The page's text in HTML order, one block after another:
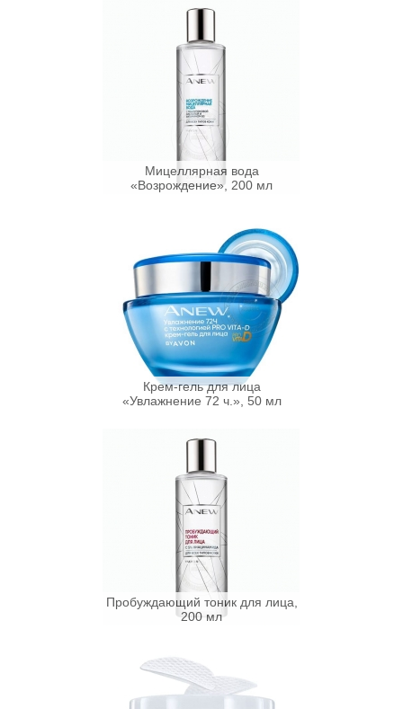
Мицеллярная вода
«Возрождение», 200 мл
Крем-гель для лица
«Увлажнение 72 ч.», 50 мл
Пробуждающий тоник для лица,
200 мл